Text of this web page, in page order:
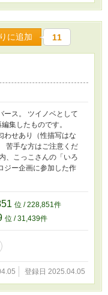
に追加 11
ース。 ツイノベとして
集したものです。
わせあり（性描写はな
苦手な方はご注意くだ
、こっこさんの「いろ
ジー企画に参加した作
位 / 228,851件
位 / 31,439件
登録日 2025.04.05